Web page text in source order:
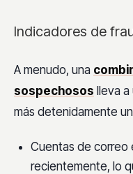
Indicadores de
A menudo, una
sospechosos lleva a
más detenidamente
Cuentas de correo
recientemente, lo